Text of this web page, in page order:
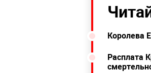
Королева
Расплата